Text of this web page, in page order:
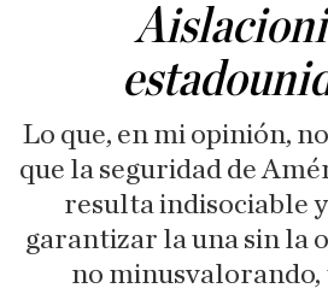
Lo que, en mi opinión,
que la seguridad de
resulta indisociable y
garantizar la una sin la
no minusvalorando,